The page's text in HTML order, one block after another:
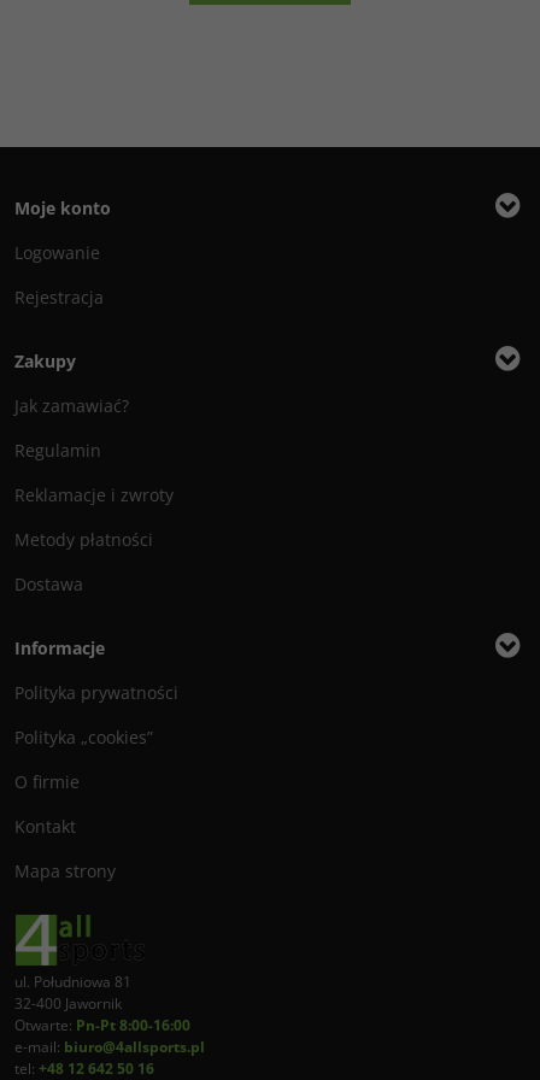
Moje konto
Logowanie
Rejestracja
Zakupy
Jak zamawiać?
Regulamin
Reklamacje i zwroty
Metody płatności
Dostawa
Informacje
Polityka prywatności
Polityka „cookies”
O firmie
Kontakt
Mapa strony
ul. Południowa 81
32-400 Jawornik
Otwarte: Pn-Pt 8:00-16:00
e-mail: biuro@4allsports.pl
tel: +48 12 642 50 16